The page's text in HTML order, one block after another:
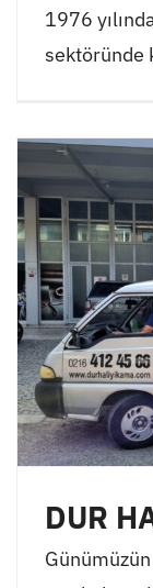
1976
sektöründe
DUR